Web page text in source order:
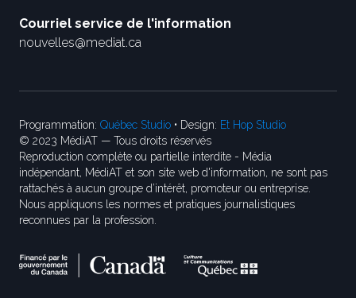
Courriel service de l'information
nouvelles@mediat.ca
Programmation: Québec Studio • Design: Et Hop Studio
© 2023 MédiAT — Tous droits réservés
Reproduction complète ou partielle interdite - Média
indépendant, MédiAT et son site web d'information, ne sont pas
rattachés à aucun groupe d’intérêt, promoteur ou entreprise.
Nous appliquons les normes et pratiques journalistiques
reconnues par la profession.